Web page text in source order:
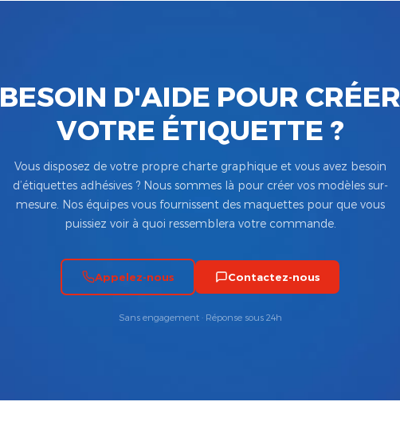
BESOIN D'AIDE POUR CRÉER
VOTRE ÉTIQUETTE ?
Vous disposez de votre propre charte graphique et vous avez besoin
d’étiquettes adhésives ? Nous sommes là pour créer vos modèles sur-
mesure. Nos équipes vous fournissent des maquettes pour que vous
puissiez voir à quoi ressemblera votre commande.
Appelez-nous Contactez-nous
Sans engagement · Réponse sous 24h